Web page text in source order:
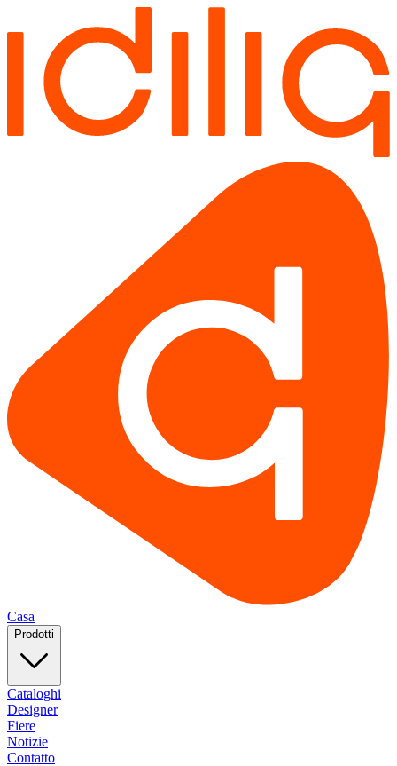
Casa
Prodotti
Cataloghi
Designer
Fiere
Notizie
Contatto